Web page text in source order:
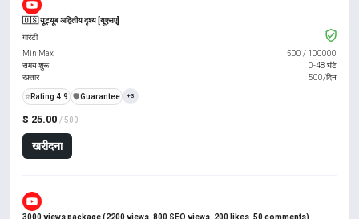
🇺🇸 यूट्यूब अद्वितीय दृश्य [यूएसए]
$ 25.00 / 500
खरीदना
गारंटी
Min Max
500 / 100000
समय शुरू
0-48 घंटे
रफ़्तार
500/दिन
⭐ Rating 4.9 ️🛡️Guarantee +3
3000 views package (2200 views, 800 SEO views, 200 likes, 50 comments)